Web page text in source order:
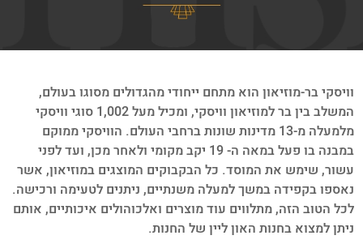
זכור אותי שכחתי סיסמה
משתמש חדש/אורח
וויסקי בר-מוזיאון הוא מתחם ייחודי מהגדולים מסוגו בעולם,
המשלב בין בר למוזיאון וויסקי, ומכיל מעל 1,002 סוגי וויסקי
מלמעלה מ-13 מדינות שונות ברחבי העולם. הוויסקי ממוקם
במבנה בו פעל במאה ה- 19 יקב מקומי ולאחר מכן, ועד לפני
עשור, שימש את המוסד. כל הבקבוקים המוצגים במוזיאון, אשר
נאספו בקפידה במשך למעלה משנתיים, ניתנים לטעימה ורכישה.
לכל הטוב הזה, מתלווים עוד מוצרים ואלכוהולים איכותיים, אותם
ניתן למצוא בחנות האון ליין של החנות.